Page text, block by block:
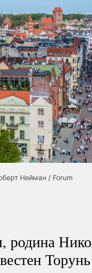
Нейман / Forum
родина